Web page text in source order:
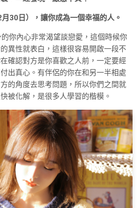
30日），讓你成為一個幸福的人。
你內心非常渴望談戀愛，這個時候你
異性就表白，這樣很容易開啟一段不
確認對方是你喜歡之人前，一定要經
出真心。有伴侶的你在和另一半相處
的角度去思考問題，所以你們之間就
被化解，是很多人學習的楷模。